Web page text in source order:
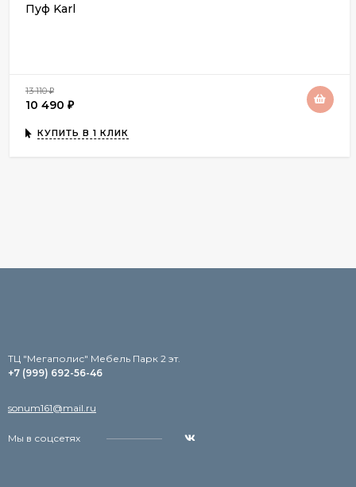
Пуф Karl
13 110₽
10 490 ₽
КУПИТЬ В 1 КЛИК
TЦ "Мегаполис" Мебель Парк 2 эт.
+7 (999) 692-56-46
sonum161@mail.ru
Мы в соцсетях